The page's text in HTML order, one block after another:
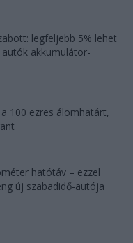
legfeljebb 5% lehet
akkumulátor-
100 ezres álomhatárt,
hatótáv – ezzel
új szabadidő-autója